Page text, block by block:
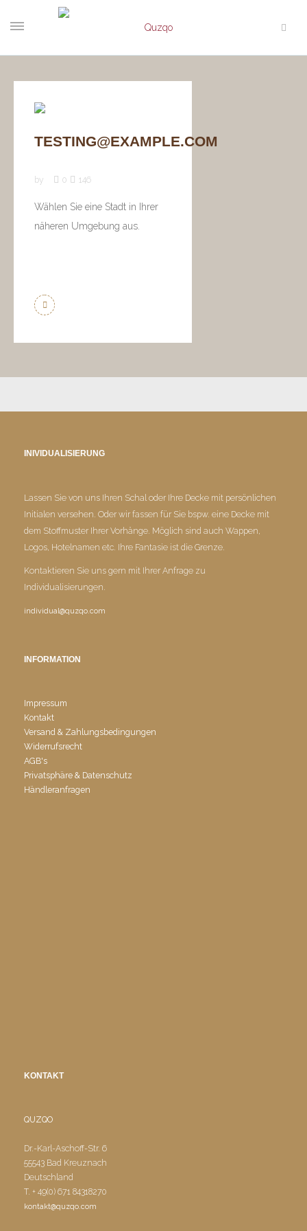
TESTING@EXAMPLE.COM
by 0 146
Wählen Sie eine Stadt in Ihrer
näheren Umgebung aus.
INIVIDUALISIERUNG
Lassen Sie von uns Ihren Schal oder Ihre Decke mit persönlichen
Initialen versehen. Oder wir fassen für Sie bspw. eine Decke mit
dem Stoffmuster Ihrer Vorhänge. Möglich sind auch Wappen,
Logos, Hotelnamen etc. Ihre Fantasie ist die Grenze.
Kontaktieren Sie uns gern mit Ihrer Anfrage zu
Individualisierungen.
individual@quzqo.com
INFORMATION
Impressum
Kontakt
Versand & Zahlungsbedingungen
Widerrufsrecht
AGB's
Privatsphäre & Datenschutz
Händleranfragen
KONTAKT
QUZQO
Dr.-Karl-Aschoff-Str. 6
55543 Bad Kreuznach
Deutschland
T. + 49(0) 671 84318270
kontakt@quzqo.com